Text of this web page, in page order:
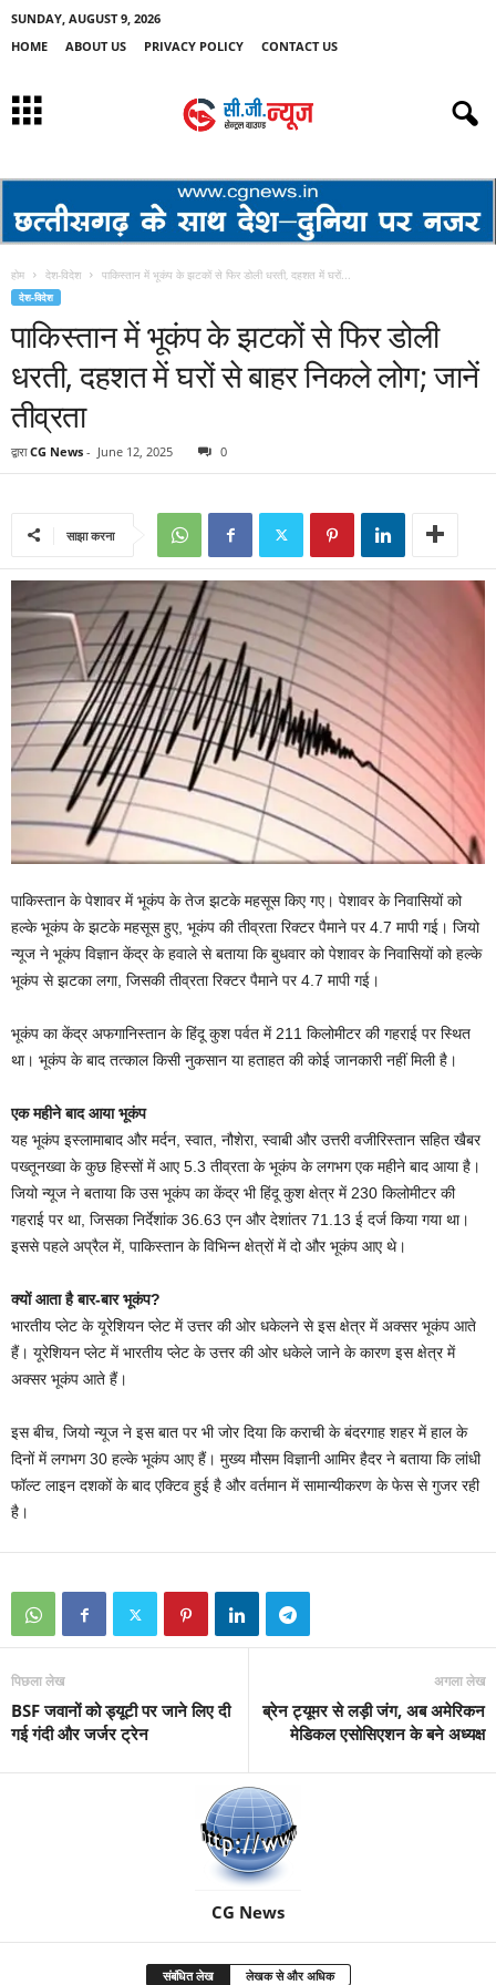
SUNDAY, AUGUST 9, 2026
HOME
ABOUT US PRIVACY POLICY CONTACT US
होम देश-विदेश पाकिस्तान में भूकंप के झटकों से फिर डोली धरती, दहशत में घरों...
देश-विदेश
पाकिस्तान में भूकंप के झटकों से फिर डोली
धरती, दहशत में घरों से बाहर निकले लोग; जानें
तीव्रता
द्वारा CG News - June 12, 2025 0
साझा करना
पाकिस्तान के पेशावर में भूकंप के तेज झटके महसूस किए गए। पेशावर के निवासियों को
हल्के भूकंप के झटके महसूस हुए, भूकंप की तीव्रता रिक्टर पैमाने पर 4.7 मापी गई। जियो
न्यूज ने भूकंप विज्ञान केंद्र के हवाले से बताया कि बुधवार को पेशावर के निवासियों को हल्के
भूकंप से झटका लगा, जिसकी तीव्रता रिक्टर पैमाने पर 4.7 मापी गई।
भूकंप का केंद्र अफगानिस्तान के हिंदू कुश पर्वत में 211 किलोमीटर की गहराई पर स्थित
था। भूकंप के बाद तत्काल किसी नुकसान या हताहत की कोई जानकारी नहीं मिली है।
एक महीने बाद आया भूकंप
यह भूकंप इस्लामाबाद और मर्दन, स्वात, नौशेरा, स्वाबी और उत्तरी वजीरिस्तान सहित खैबर
पख्तूनख्वा के कुछ हिस्सों में आए 5.3 तीव्रता के भूकंप के लगभग एक महीने बाद आया है।
जियो न्यूज ने बताया कि उस भूकंप का केंद्र भी हिंदू कुश क्षेत्र में 230 किलोमीटर की
गहराई पर था, जिसका निर्देशांक 36.63 एन और देशांतर 71.13 ई दर्ज किया गया था।
इससे पहले अप्रैल में, पाकिस्तान के विभिन्न क्षेत्रों में दो और भूकंप आए थे।
क्यों आता है बार-बार भूकंप?
भारतीय प्लेट के यूरेशियन प्लेट में उत्तर की ओर धकेलने से इस क्षेत्र में अक्सर भूकंप आते
हैं। यूरेशियन प्लेट में भारतीय प्लेट के उत्तर की ओर धकेले जाने के कारण इस क्षेत्र में
अक्सर भूकंप आते हैं।
इस बीच, जियो न्यूज ने इस बात पर भी जोर दिया कि कराची के बंदरगाह शहर में हाल के
दिनों में लगभग 30 हल्के भूकंप आए हैं। मुख्य मौसम विज्ञानी आमिर हैदर ने बताया कि लांधी
फॉल्ट लाइन दशकों के बाद एक्टिव हुई है और वर्तमान में सामान्यीकरण के फेस से गुजर रही
है।
पिछला लेख
BSF जवानों को ड्यूटी पर जाने लिए दी
गई गंदी और जर्जर ट्रेन
अगला लेख
ब्रेन ट्यूमर से लड़ी जंग, अब अमेरिकन
मेडिकल एसोसिएशन के बने अध्यक्ष
CG News
संबंधित लेख लेखक से और अधिक